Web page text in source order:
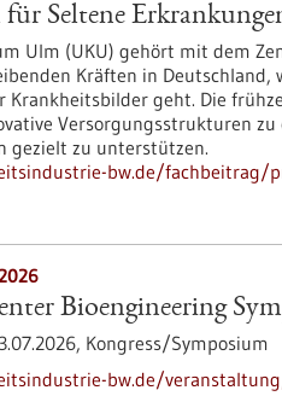
für Seltene
Ulm (UKU) gehört mit dem
Kräften in
Krankheitsbilder geht. Die
Versorgungsstrukturen
gezielt zu unterstützen.
bw.de/fachbeitrag/
Bioengineering
Kongress/Symposium
bw.de/